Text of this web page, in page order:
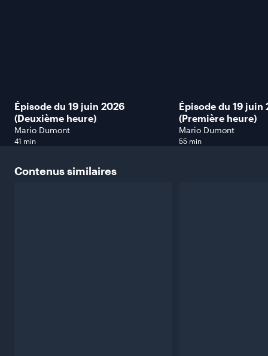
Épisode du 19 juin 2026
(Deuxième heure)
Mario Dumont
41 min
Épisode du 19 juin
(Première heure)
Mario Dumont
55 min
Contenussimilaires